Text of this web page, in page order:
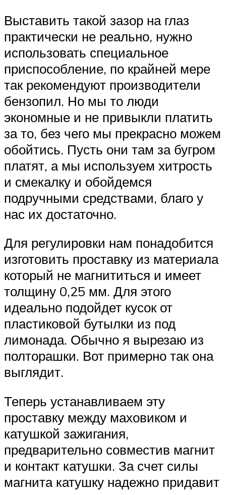
Выставить такой зазор на глаз
практически не реально, нужно
использовать специальное
приспособление, по крайней мере
так рекомендуют производители
бензопил. Но мы то люди
экономные и не привыкли платить
за то, без чего мы прекрасно можем
обойтись. Пусть они там за бугром
платят, а мы используем хитрость
и смекалку и обойдемся
подручными средствами, благо у
нас их достаточно.
Для регулировки нам понадобится
изготовить проставку из материала
который не магнититься и имеет
толщину 0,25 мм. Для этого
идеально подойдет кусок от
пластиковой бутылки из под
лимонада. Обычно я вырезаю из
полторашки. Вот примерно так она
выглядит.
Теперь устанавливаем эту
проставку между маховиком и
катушкой зажигания,
предварительно совместив магнит
и контакт катушки. За счет силы
магнита катушку надежно придавит